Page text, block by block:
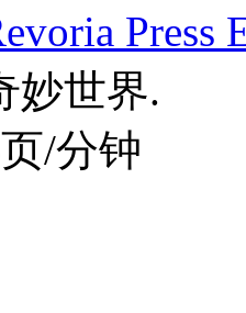
Press
妙世界.
/分钟